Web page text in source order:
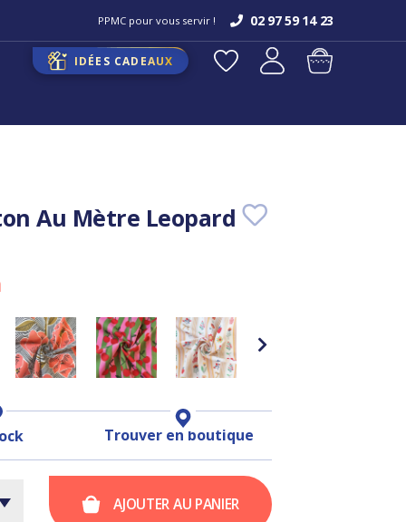
PPMC pour vous servir ! 02 97 59 14 23
IDÉES CADEAUX
Au Mètre Leopard
Trouver en boutique
AJOUTER AU PANIER